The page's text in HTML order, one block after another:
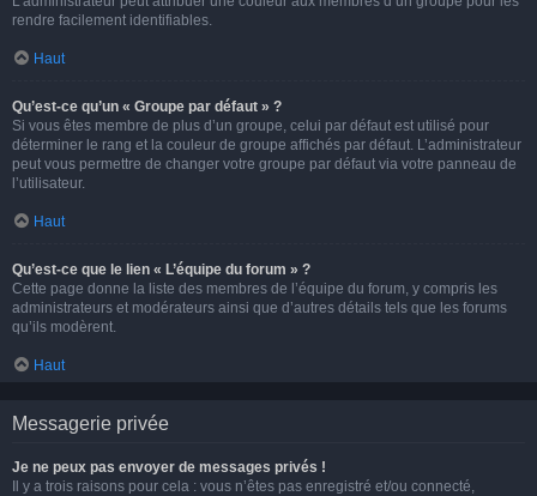
rendre facilement identifiables.
Haut
Qu’est-ce qu’un « Groupe par défaut » ?
Si vous êtes membre de plus d’un groupe, celui par défaut est utilisé pour
déterminer le rang et la couleur de groupe affichés par défaut. L’administrateur
peut vous permettre de changer votre groupe par défaut via votre panneau de
l’utilisateur.
Haut
Qu’est-ce que le lien « L’équipe du forum » ?
Cette page donne la liste des membres de l’équipe du forum, y compris les
administrateurs et modérateurs ainsi que d’autres détails tels que les forums
qu’ils modèrent.
Haut
Messagerie privée
Je ne peux pas envoyer de messages privés !
Il y a trois raisons pour cela : vous n’êtes pas enregistré et/ou connecté,